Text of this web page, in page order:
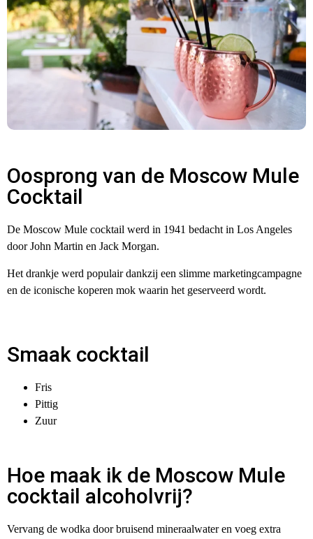
Oosprong van de Moscow Mule
Cocktail
De Moscow Mule cocktail werd in 1941 bedacht in Los Angeles
door John Martin en Jack Morgan.
Het drankje werd populair dankzij een slimme marketingcampagne
en de iconische koperen mok waarin het geserveerd wordt.
Smaak cocktail
Fris
Pittig
Zuur
Hoe maak ik de Moscow Mule
cocktail alcoholvrij?
Vervang de wodka door bruisend mineraalwater en voeg extra